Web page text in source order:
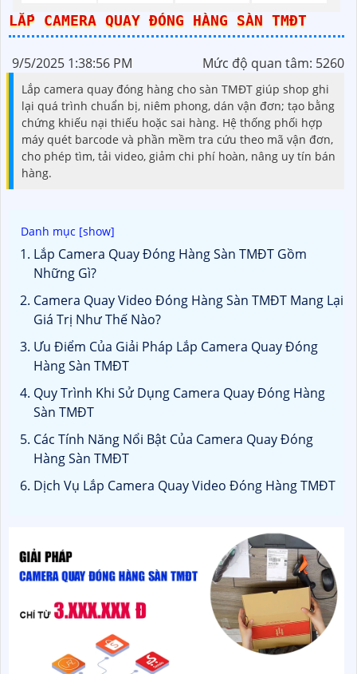
LẮP CAMERA QUAY ĐÓNG HÀNG SÀN TMĐT
9/5/2025 1:38:56 PM Mức độ quan tâm: 5260
Lắp camera quay đóng hàng cho sàn TMĐT giúp shop ghi
lại quá trình chuẩn bị, niêm phong, dán vận đơn; tạo bằng
chứng khiếu nại thiếu hoặc sai hàng. Hệ thống phối hợp
máy quét barcode và phần mềm tra cứu theo mã vận đơn,
cho phép tìm, tải video, giảm chi phí hoàn, nâng uy tín bán
hàng.
Lắp Camera Quay Đóng Hàng Sàn TMĐT Gồm
Những Gì?
Camera Quay Video Đóng Hàng Sàn TMĐT Mang Lại
Giá Trị Như Thế Nào?
Ưu Điểm Của Giải Pháp Lắp Camera Quay Đóng
Hàng Sàn TMĐT
Quy Trình Khi Sử Dụng Camera Quay Đóng Hàng
Sàn TMĐT
Các Tính Năng Nổi Bật Của Camera Quay Đóng
Hàng Sàn TMĐT
Dịch Vụ Lắp Camera Quay Video Đóng Hàng TMĐT